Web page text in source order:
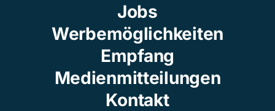
Jobs
Werbemöglichkeiten
Empfang
Medienmitteilungen
Kontakt